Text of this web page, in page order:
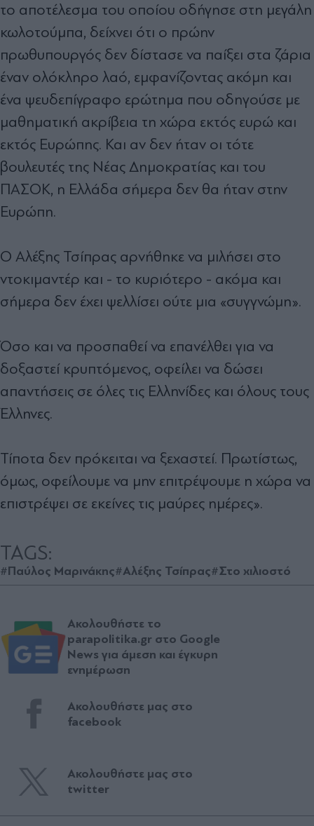
το αποτέλεσμα του οποίου οδήγησε στη μεγάλη
κωλοτούμπα, δείχνει ότι ο πρώην
πρωθυπουργός δεν δίστασε να παίξει στα ζάρια
έναν ολόκληρο λαό, εμφανίζοντας ακόμη και
ένα ψευδεπίγραφο ερώτημα που οδηγούσε με
μαθηματική ακρίβεια τη χώρα εκτός ευρώ και
εκτός Ευρώπης. Και αν δεν ήταν οι τότε
βουλευτές της Νέας Δημοκρατίας και του
ΠΑΣΟΚ, η Ελλάδα σήμερα δεν θα ήταν στην
Ευρώπη.
Ο Αλέξης Τσίπρας αρνήθηκε να μιλήσει στο
ντοκιμαντέρ και - το κυριότερο - ακόμα και
σήμερα δεν έχει ψελλίσει ούτε μια «συγγνώμη».
Όσο και να προσπαθεί να επανέλθει για να
δοξαστεί κρυπτόμενος, οφείλει να δώσει
απαντήσεις σε όλες τις Ελληνίδες και όλους τους
Έλληνες.
Τίποτα δεν πρόκειται να ξεχαστεί. Πρωτίστως,
όμως, οφείλουμε να μην επιτρέψουμε η χώρα να
επιστρέψει σε εκείνες τις μαύρες ημέρες».
TAGS:
#Παύλος Μαρινάκης#Αλέξης Τσίπρας#Στο χιλιοστό
Ακολουθήστε το
parapolitika.gr στο Google
News για άμεση και έγκυρη
ενημέρωση
Ακολουθήστε μας στο
facebook
Ακολουθήστε μας στο
twitter